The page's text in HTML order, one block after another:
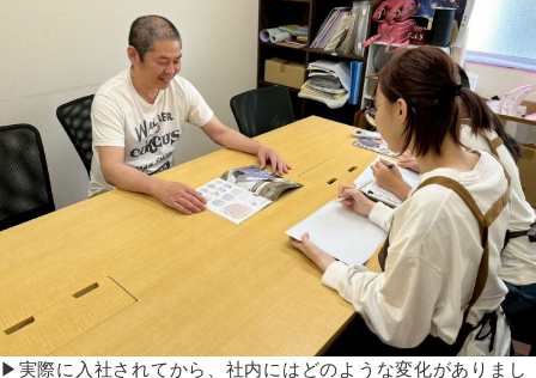
▶実際に入社されてから、社内にはどのような変化がありまし